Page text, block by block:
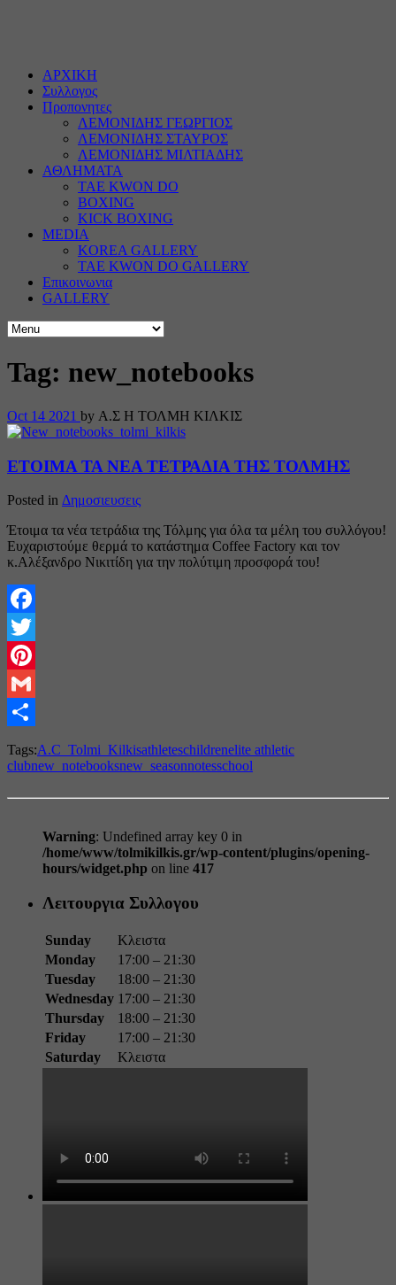
ΑΡΧΙΚΗ
Συλλογος
Προπονητες
ΛΕΜΟΝΙΔΗΣ ΓΕΩΡΓΙΟΣ
ΛΕΜΟΝΙΔΗΣ ΣΤΑΥΡΟΣ
ΛΕΜΟΝΙΔΗΣ ΜΙΛΤΙΑΔΗΣ
ΑΘΛΗΜΑΤΑ
TAE KWON DO
BOXING
KICK BOXING
MEDIA
KOREA GALLERY
TAE KWON DO GALLERY
Επικοινωνια
GALLERY
Tag: new_notebooks
Oct 14 2021 by Α.Σ Η ΤΟΛΜΗ ΚΙΛΚΙΣ
ΕΤΟΙΜΑ ΤΑ ΝΕΑ ΤΕΤΡΑΔΙΑ ΤΗΣ ΤΟΛΜΗΣ
Posted in Δημοσιευσεις
Έτοιμα τα νέα τετράδια της Τόλμης για όλα τα μέλη του συλλόγου!
Ευχαριστούμε θερμά το κατάστημα Coffee Factory και τον
κ.Αλέξανδρο Νικιτίδη για την πολύτιμη προσφορά του!
Facebook
Twitter
Pinterest
Gmail
Tags:A.C_Tolmi_Kilkisathleteschildrenelite athletic
clubnew_notebooksnew_seasonnotesschool
Warning: Undefined array key 0 in
/home/www/tolmikilkis.gr/wp-content/plugins/opening-
hours/widget.php on line 417
Λειτουργια Συλλογου
Sunday
Κλειστα
Monday
17:00 – 21:30
Tuesday
18:00 – 21:30
Wednesday 17:00 – 21:30
Thursday
18:00 – 21:30
Friday
17:00 – 21:30
Saturday
Κλειστα